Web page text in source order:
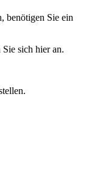
benötigen Sie ein
sich hier an.